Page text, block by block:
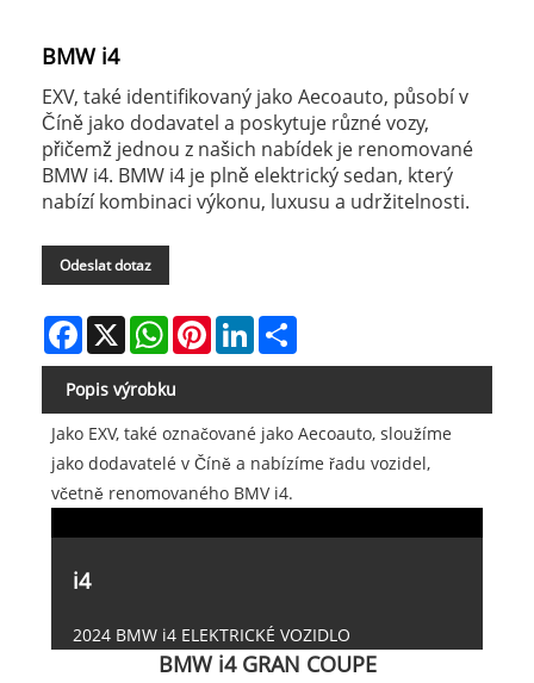
BMW i4
EXV, také identifikovaný jako Aecoauto, působí v
Číně jako dodavatel a poskytuje různé vozy,
přičemž jednou z našich nabídek je renomované
BMW i4. BMW i4 je plně elektrický sedan, který
nabízí kombinaci výkonu, luxusu a udržitelnosti.
Odeslat dotaz
Facebook
X WhatsAppPinterestLinkedIn
Popis výrobku
Jako EXV, také označované jako Aecoauto, sloužíme
jako dodavatelé v Číně a nabízíme řadu vozidel,
včetně renomovaného BMV i4.
i4
2024 BMW i4 ELEKTRICKÉ VOZIDLO
BMW i4 GRAN COUPE